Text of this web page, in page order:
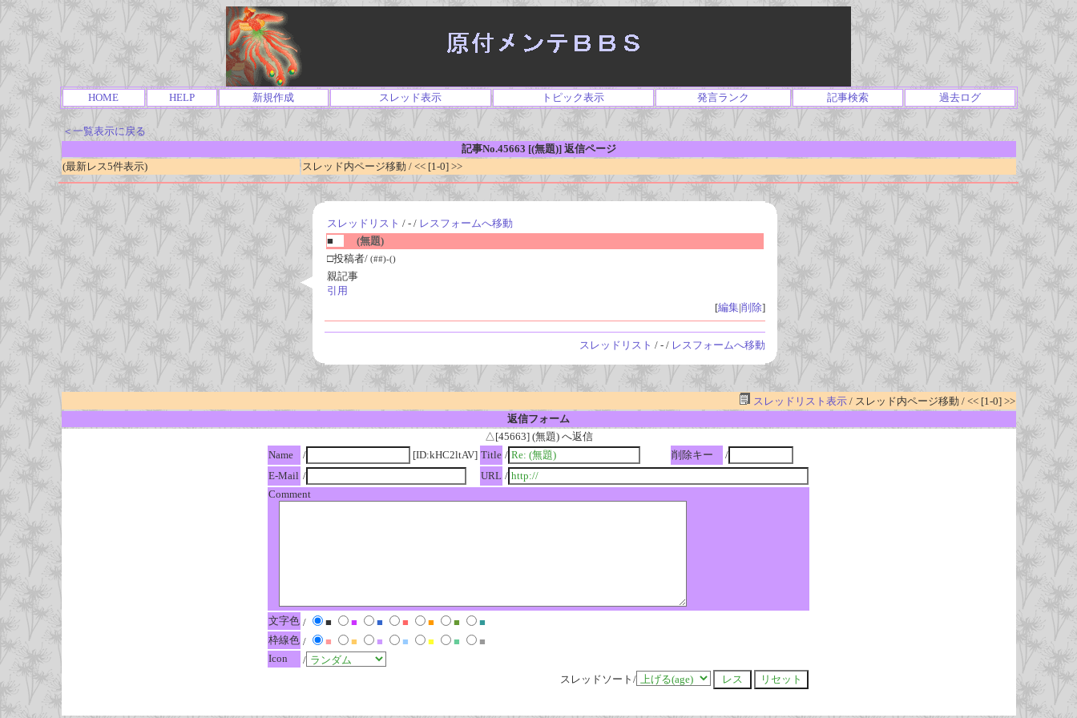
HOME HELP 新規作成 スレッド表示 トピック表示 発言ランク 記事検索 過去ログ
＜一覧表示に戻る
記事No.45663 [(無題)] 返信ページ
(最新レス5件表示)
スレッド内ページ移動 / << [1-0] >>
スレッドリスト / - / レスフォームへ移動
■
(無題)
□投稿者/ (##)-()
親記事
引用
[編集|削除]
スレッドリスト / - / レスフォームへ移動
スレッドリスト表示/ スレッド内ページ移動 / << [1-0] >>
返信フォーム
△[45663] (無題) へ返信
Name
/ [ID:kHC2ltAV] Title / 削除キー
/
E-Mail / URL /
Comment
文字色 / ■ ■ ■ ■ ■ ■
■
枠線色 / ■ ■ ■ ■ ■ ■
■
Icon
/
スレッドソート/